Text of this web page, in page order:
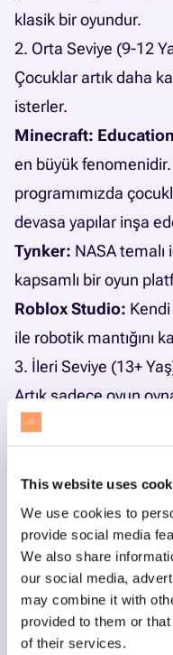
This website uses
We use cookies to
provide social media
We also share
our social media,
may combine it with
provided to them or
of their services.
klasik bir oyundur.
2. Orta Seviye (9-12
Çocuklar artık daha
isterler.
Minecraft:
en büyük fenomenidir.
programımızda
devasa yapılar inşa
Tynker: NASA
kapsamlı bir oyun
Roblox Studio:
ile robotik mantığını
3. İleri Seviye (13+
Artık sadece oyun
ön plandadır.
Unity:Bir oyun değil,
bir oyun geliştirme
kurmak için güçlü bir
geliştirme eğitimi
kullanarak robot
CodeCombat: Bir
Python veya